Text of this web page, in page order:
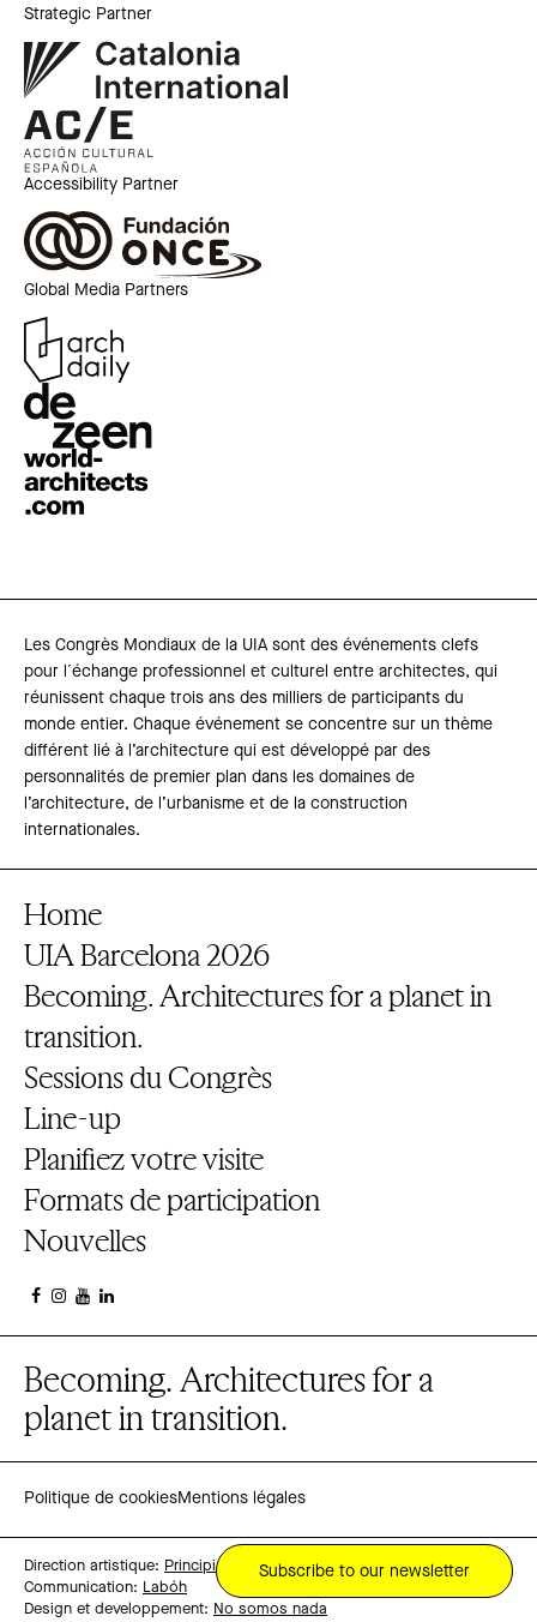
Strategic Partner
Accessibility Partner
Global Media Partners
Les Congrès Mondiaux de la UIA sont des événements clefs
pour l´échange professionnel et culturel entre architectes, qui
réunissent chaque trois ans des milliers de participants du
monde entier. Chaque événement se concentre sur un thème
différent lié à l’architecture qui est développé par des
personnalités de premier plan dans les domaines de
l’architecture, de l’urbanisme et de la construction
internationales.
Home
UIA Barcelona 2026
Becoming. Architectures for a planet in
transition.
Sessions du Congrès
Line-up
Planifiez votre visite
Formats de participation
Nouvelles
Becoming. Architectures for a
planet in transition.
Politique de cookiesMentions légales
Direction artistique: Principi
Communication: Labóh
Design et developpement: No somos nada
Subscribe to our newsletter